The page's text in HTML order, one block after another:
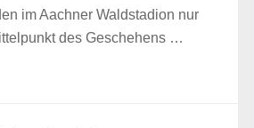
im Aachner Waldstadion nur
des Geschehens …